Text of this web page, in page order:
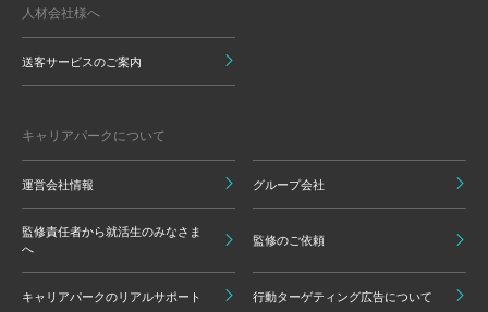
人材会社様へ
送客サービスのご案内
キャリアパークについて
運営会社情報 グループ会社
監修責任者から就活生のみなさま
へ
監修のご依頼
キャリアパークのリアルサポート 行動ターゲティング広告について